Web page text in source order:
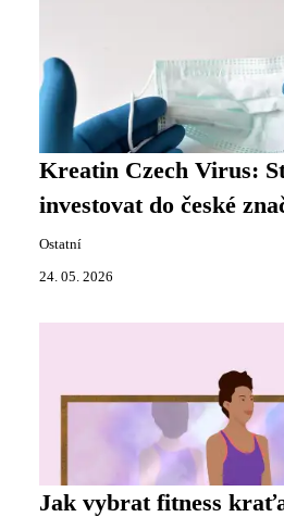
Kreatin Czech Virus:
investovat do české
Ostatní
24. 05. 2026
Jak vybrat fitness